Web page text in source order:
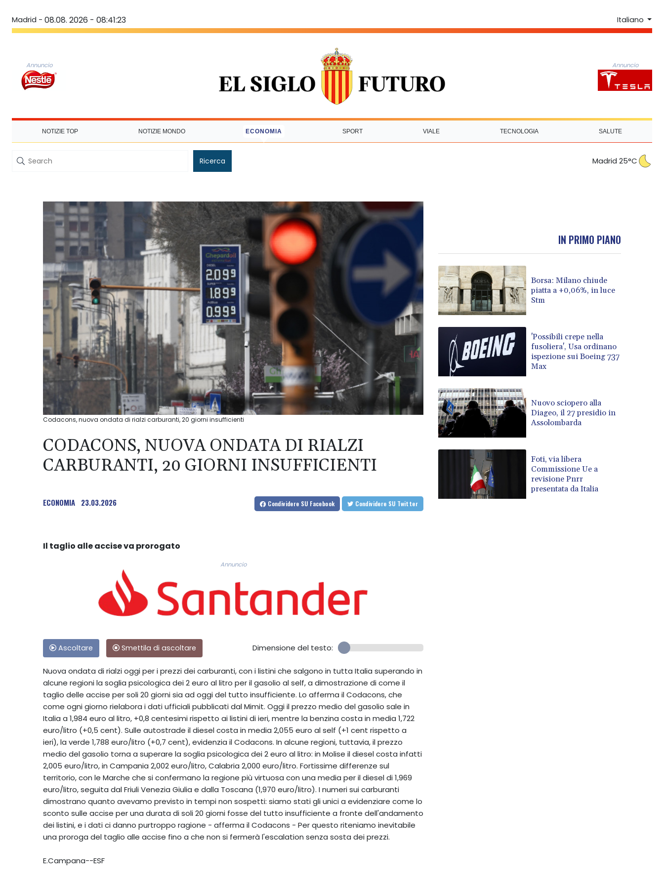
Madrid - 08.08. 2026 - 08:41:23 Italiano
Annuncio Annuncio
NOTIZIE TOP NOTIZIE MONDO ECONOMIA SPORT VIALE TECNOLOGIA SALUTE
Ricerca Madrid 25°C
Codacons, nuova ondata di rialzi carburanti, 20 giorni insufficienti
CODACONS, NUOVA ONDATA DI RIALZI
CARBURANTI, 20 GIORNI INSUFFICIENTI
ECONOMIA 23.03.2026 Condividere SU Facebook Condividere SU Twitter
Il taglio alle accise va prorogato
Annuncio
Ascoltare Smettila di ascoltare Dimensione del testo:
Nuova ondata di rialzi oggi per i prezzi dei carburanti, con i listini che salgono in tutta Italia superando in
alcune regioni la soglia psicologica dei 2 euro al litro per il gasolio al self, a dimostrazione di come il
taglio delle accise per soli 20 giorni sia ad oggi del tutto insufficiente. Lo afferma il Codacons, che
come ogni giorno rielabora i dati ufficiali pubblicati dal Mimit. Oggi il prezzo medio del gasolio sale in
Italia a 1,984 euro al litro, +0,8 centesimi rispetto ai listini di ieri, mentre la benzina costa in media 1,722
euro/litro (+0,5 cent). Sulle autostrade il diesel costa in media 2,055 euro al self (+1 cent rispetto a
ieri), la verde 1,788 euro/litro (+0,7 cent), evidenzia il Codacons. In alcune regioni, tuttavia, il prezzo
medio del gasolio torna a superare la soglia psicologica dei 2 euro al litro: in Molise il diesel costa infatti
2,005 euro/litro, in Campania 2,002 euro/litro, Calabria 2,000 euro/litro. Fortissime differenze sul
territorio, con le Marche che si confermano la regione più virtuosa con una media per il diesel di 1,969
euro/litro, seguita dal Friuli Venezia Giulia e dalla Toscana (1,970 euro/litro). I numeri sui carburanti
dimostrano quanto avevamo previsto in tempi non sospetti: siamo stati gli unici a evidenziare come lo
sconto sulle accise per una durata di soli 20 giorni fosse del tutto insufficiente a fronte dell'andamento
dei listini, e i dati ci danno purtroppo ragione - afferma il Codacons - Per questo riteniamo inevitabile
una proroga del taglio alle accise fino a che non si fermerà l'escalation senza sosta dei prezzi.
E.Campana--ESF
IN PRIMO PIANO
Borsa: Milano chiude
piatta a +0,06%, in luce
Stm
'Possibili crepe nella
fusoliera', Usa ordinano
ispezione sui Boeing 737
Max
Nuovo sciopero alla
Diageo, il 27 presidio in
Assolombarda
Foti, via libera
Commissione Ue a
revisione Pnrr
presentata da Italia